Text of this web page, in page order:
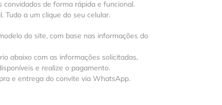
de forma rápida e funcional.
Tudo a um clique do seu celular.
do site, com base nas informações do
abaixo com as informações solicitadas,
e realize o pagamento.
e entrega do convite via WhatsApp.